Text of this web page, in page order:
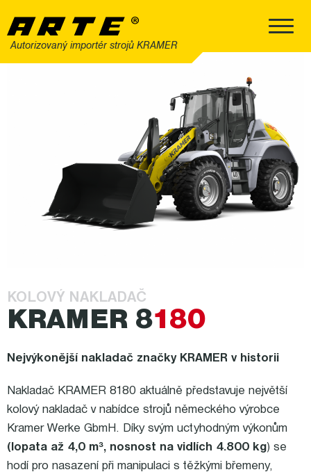
Autorizovaný importér strojů KRAMER
KOLOVÝ NAKLADAČ
KRAMER 8180
Nejvýkonější nakladač značky KRAMER v historii
Nakladač KRAMER 8180 aktuálně představuje největší
kolový nakladač v nabídce strojů německého výrobce
Kramer Werke GbmH. Díky svým uctyhodným výkonům
(lopata až 4,0 m³, nosnost na vidlích 4.800 kg) se
hodí pro nasazení při manipulaci s těžkými břemeny,